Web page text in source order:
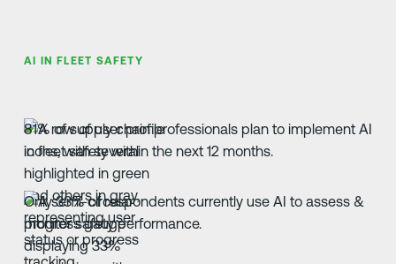
AI IN FLEET SAFETY
81% of supply chain professionals plan to implement AI
in fleet safety within the next 12 months.
Only 33% of respondents currently use AI to assess &
monitor safety performance.